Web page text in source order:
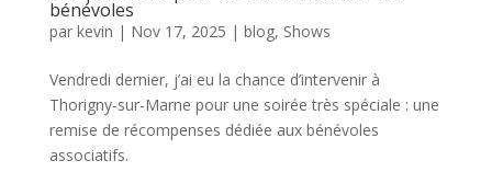
bénévoles
par kevin | Nov 17, 2025 | blog, Shows
Vendredi dernier, j’ai eu la chance d’intervenir à
Thorigny-sur-Marne pour une soirée très spéciale : une
remise de récompenses dédiée aux bénévoles
associatifs.